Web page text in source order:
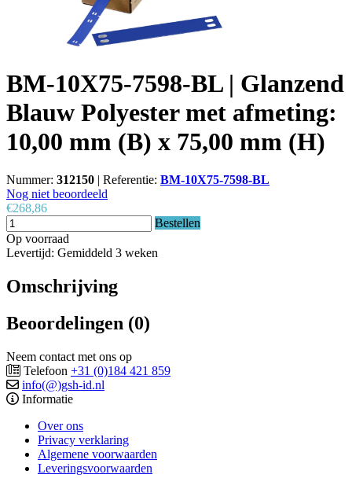
BM-10X75-7598-BL | Glanzend
Blauw Polyester met afmeting:
10,00 mm (B) x 75,00 mm (H)
Nummer: 312150 | Referentie: BM-10X75-7598-BL
Nog niet beoordeeld
€268,86
Bestellen
Op voorraad
Levertijd: Gemiddeld 3 weken
Omschrijving
Beoordelingen (0)
Neem contact met ons op
Telefoon +31 (0)184 421 859
info(@)gsh-id.nl
Informatie
Over ons
Privacy verklaring
Algemene voorwaarden
Leveringsvoorwaarden